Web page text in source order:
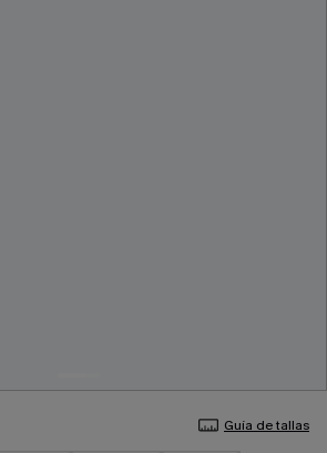
Guía de tallas